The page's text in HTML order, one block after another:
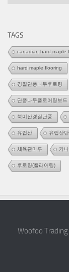
TAGS
canadian hard maple
hard maple flooring
경질단풍나무후로링
단풍나무플로어링보드
북미산경질단풍
유럽산 유럽산
체육관마루 카
후로링(플러어링)
Woofoo